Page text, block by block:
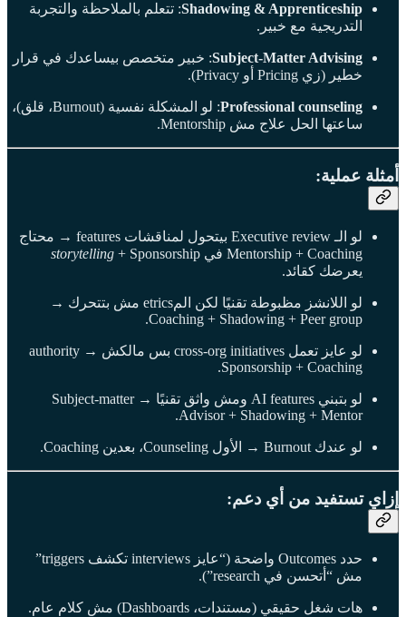
Shadowing & Apprenticeship: تتعلم بالملاحظة والتجربة
التدريجية مع خبير.
Subject-Matter Advising: خبير متخصص بيساعدك في قرار
خطير (زي Pricing أو Privacy).
Professional counseling
: لو المشكلة نفسية (Burnout، قلق)،
ساعتها الحل علاج مش Mentorship.
أمثلة عملية:
لو الـ Executive review بيتحول لمناقشات features → محتاج
Mentorship + Coaching في
storytelling + Sponsorship
يعرضك كقائد.
لو اللانشز مظبوطة تقنيًا لكن المetrics مش بتتحرك →
Coaching + Shadowing + Peer group.
لو عايز تعمل cross-org initiatives بس مالكش authority →
Sponsorship + Coaching.
لو بتبني AI features ومش واثق تقنيًا → Subject-matter
Advisor + Shadowing + Mentor.
لو عندك Burnout → الأول Counseling، بعدين Coaching.
إزاي تستفيد من أي دعم:
حدد Outcomes واضحة (“عايز interviews تكشف triggers”
مش “أتحسن في research”).
هات شغل حقيقي (مستندات، Dashboards) مش كلام عام.